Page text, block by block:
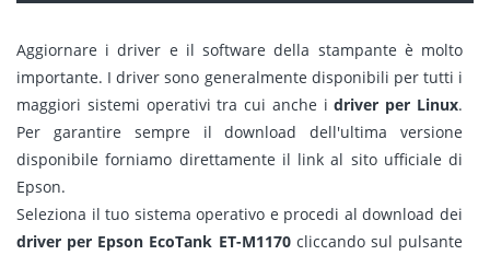
Aggiornare i driver e il software della stampante è molto
importante. I driver sono generalmente disponibili per tutti i
maggiori sistemi operativi tra cui anche idriver per Linux.
Per garantire sempre il download dell'ultima versione
disponibile forniamo direttamente il link al sito ufficiale di
Epson.
Seleziona il tuo sistema operativo e procedi al download dei
driver per Epson EcoTank ET-M1170cliccando sul pulsante